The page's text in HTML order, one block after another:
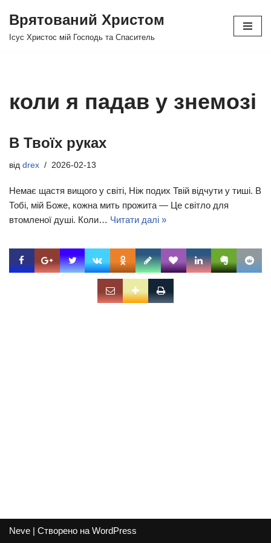
Перейти
Врятований Христом
Ісус Христос мій Господь та Спаситель
коли я падав у знемозі
В Твоїх руках
від drex 2026-02-13
Немає щастя вищого у світі, Ніж подих Твій відчути у тиші. В
Тобі, мій Боже, кожна мить прожита — Це світло для
втомленої душі. Коли… Читати далі »
Neve | Створено на WordPress